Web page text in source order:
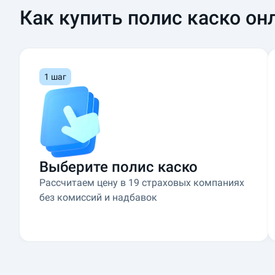
р
р
с
ч
е
а
к
а
Как купить полис каско
1 шаг
Выберите полис каско
Рассчитаем цену в 19 страховых компаниях
без комиссий и надбавок